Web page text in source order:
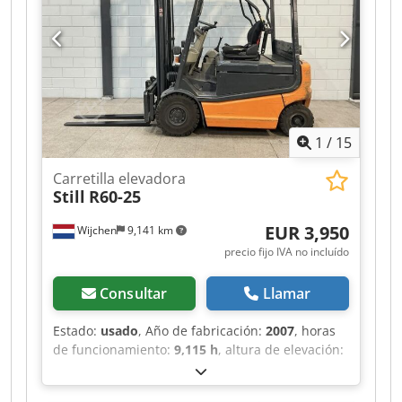
Lent Dwjdezrxcxopfx Apcja
1 / 15
Wijchen 9,141 km
Carretilla elevadora
Still R60-25
EUR 3,950
precio fijo IVA no incluído
Consultar Llamar
Estado: usado, Año de fabricación: 2007, horas
de funcionamiento: 9,115 h, altura de elevación:
, tipo de combustible:
de mástil:dúplex, longitud de la horquilla:1,200